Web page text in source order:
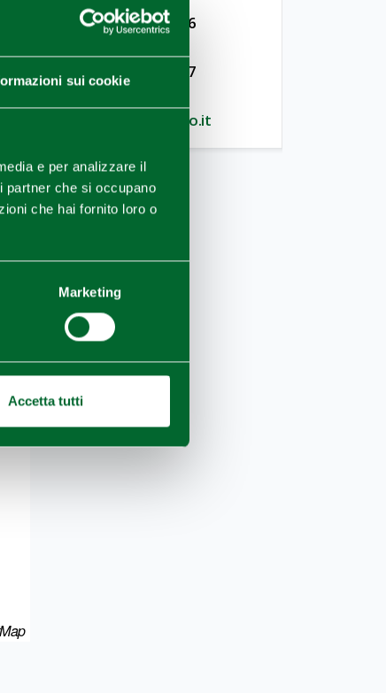
sui cookie
e per analizzare il
partner che si occupano
che hai fornito loro o
Marketing
Accetta tutti
TELEPHONE
+ 39 0521 460676
TELEPHONE
+ 39 347 1469057
E-MAIL
cecchinelli@libero.it